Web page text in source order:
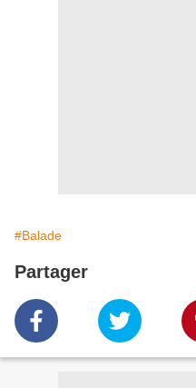
#Balade
Partager